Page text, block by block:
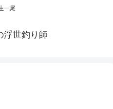
一尾
浮世釣り師